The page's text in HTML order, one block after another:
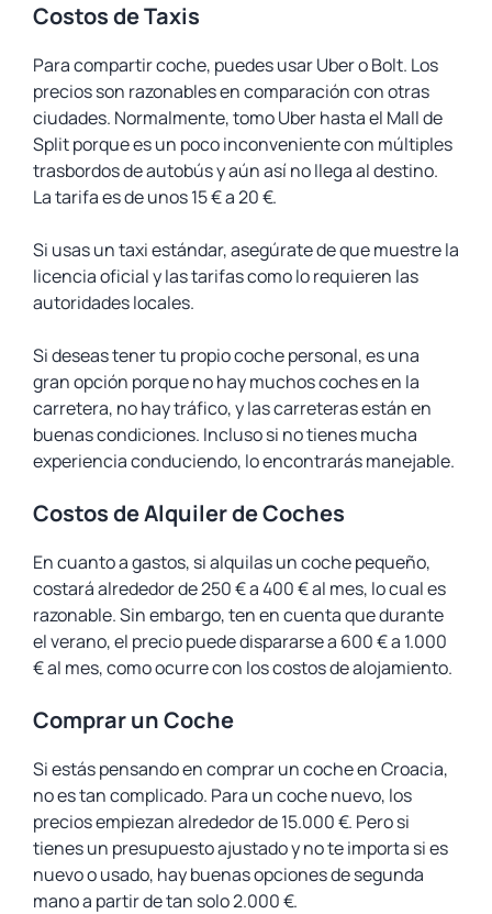
Costos de Taxis
Para compartir coche, puedes usar Uber o Bolt. Los
precios son razonables en comparación con otras
ciudades. Normalmente, tomo Uber hasta el Mall de
Split porque es un poco inconveniente con múltiples
trasbordos de autobús y aún así no llega al destino.
La tarifa es de unos 15 € a 20 €.
Si usas un taxi estándar, asegúrate de que muestre la
licencia oficial y las tarifas como lo requieren las
autoridades locales.
Si deseas tener tu propio coche personal, es una
gran opción porque no hay muchos coches en la
carretera, no hay tráfico, y las carreteras están en
buenas condiciones. Incluso si no tienes mucha
experiencia conduciendo, lo encontrarás manejable.
Costos de Alquiler de Coches
En cuanto a gastos, si alquilas un coche pequeño,
costará alrededor de 250 € a 400 € al mes, lo cual es
razonable. Sin embargo, ten en cuenta que durante
el verano, el precio puede dispararse a 600 € a 1.000
€ al mes, como ocurre con los costos de alojamiento.
Comprar un Coche
Si estás pensando en comprar un coche en Croacia,
no es tan complicado. Para un coche nuevo, los
precios empiezan alrededor de 15.000 €. Pero si
tienes un presupuesto ajustado y no te importa si es
nuevo o usado, hay buenas opciones de segunda
mano a partir de tan solo 2.000 €.